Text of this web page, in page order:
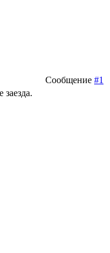
Сообщение #1